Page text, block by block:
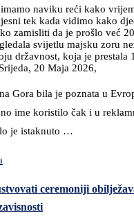
naviku reći kako
tek kada vidimo kako
zamisliti da je prošlo već
svijetlu majsku zoru
državnost, koja je prestala
Srijeda, 20 Maja 2026,
Gora bila je poznata u
ime koristilo čak i u
je istaknuto …
ceremoniji